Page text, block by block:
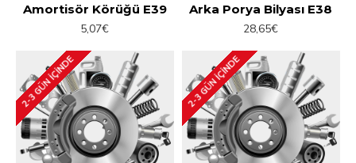
Amortisör Körüğü E39
5,07€
Arka Porya Bilyası E38
28,65€
2-3 GÜN IÇINDE 2-3 GÜN IÇINDE